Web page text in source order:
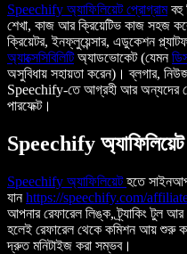
Speechify অ্যাফিলিয়েট প্রোগ্রামবহু
শেখা, কাজ আর ক্রিয়েটিভ কাজ সহজ
ক্রিয়েটর, ইনফ্লুয়েন্সার, এডুকেশন
অ্যাক্সেসিবিলিটিঅ্যাডভোকেট (যেমন
অসুবিধায় সহায়তা করেন)। ব্লগার,
Speechify-তে আগ্রহী আর অন্যদের
পারফেক্ট।
Speechify
Speechify অ্যাফিলিয়েটহতে
যানhttps://speechify.com/
আপনার রেফারেল লিঙ্ক, ট্র্যাকিং টুল
হলেই রেফারেল থেকে কমিশন আয়
দ্রুত মনিটাইজ করা সম্ভব।